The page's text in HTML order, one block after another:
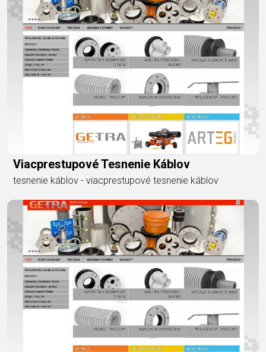
Viacprestupové Tesnenie Káblov
tesnenie káblov - viacprestupové tesnenie káblov